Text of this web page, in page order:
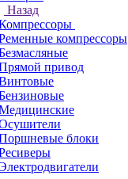
Назад
компрессоры
привод
блоки